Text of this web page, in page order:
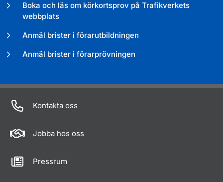
Boka och läs om körkortsprov på Trafikverkets
webbplats
Anmäl brister i förarutbildningen
Anmäl brister i förarprövningen
Kontakta oss
Jobba hos oss
Pressrum